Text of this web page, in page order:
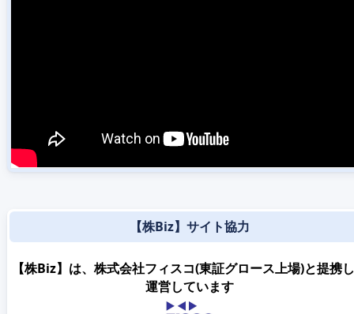
【株Biz】サイト協力
【株Biz】は、株式会社フィスコ(東証グロース上場)と提携
運営しています